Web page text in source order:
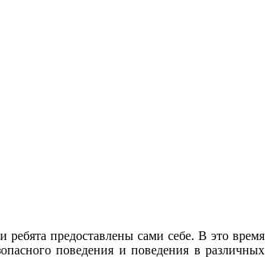
предоставлены сами себе. В это время
поведения и поведения в различных